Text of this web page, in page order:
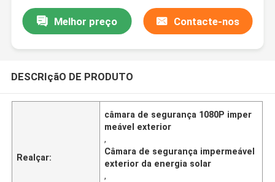
Melhor preço Contacte-nos
DESCRIçãO DE PRODUTO
Realçar:
câmara de segurança 1080P imper
meável exterior
,
Câmara de segurança impermeável
exterior da energia solar
,